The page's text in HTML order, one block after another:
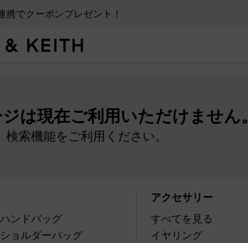
携でクーポンプレゼント！
は現在ご利用いただけません。
索機能をご利用ください。
ハンドバッグ
ショルダーバッグ
アクセサリー
すべてを見る
イヤリング